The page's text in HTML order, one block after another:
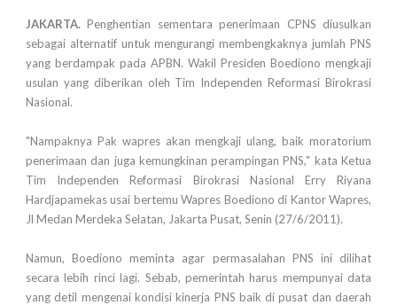
JAKARTA.Penghentian sementara penerimaan CPNS diusulkan
sebagai alternatif untuk mengurangi membengkaknya jumlah PNS
yang berdampak pada APBN. Wakil Presiden Boediono mengkaji
usulan yang diberikan oleh Tim Independen Reformasi Birokrasi
Nasional.
"Nampaknya Pak wapres akan mengkaji ulang, baik moratorium
penerimaan dan juga kemungkinan perampingan PNS," kata Ketua
Tim Independen Reformasi Birokrasi Nasional Erry Riyana
Hardjapamekas usai bertemu Wapres Boediono di Kantor Wapres,
Jl Medan Merdeka Selatan, Jakarta Pusat, Senin (27/6/2011).
Namun, Boediono meminta agar permasalahan PNS ini dilihat
secara lebih rinci lagi. Sebab, pemerintah harus mempunyai data
yang detil mengenai kondisi kinerja PNS baik di pusat dan daerah